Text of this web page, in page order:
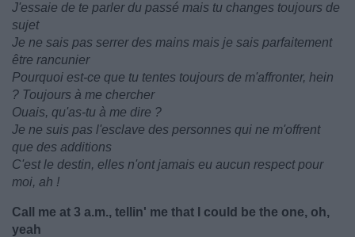
J'essaie de te parler du passé mais tu changes toujours de
sujet
Je ne sais pas serrer des mains mais je sais parfaitement
être rancunier
Pourquoi est-ce que tu tentes toujours de m'affronter, hein
? Toujours à me chercher
Ouais, qu'as-tu à me dire ?
Je ne suis pas l'esclave des personnes qui ne m'offrent
que des additions
C'est le destin, elles n'ont jamais eu aucun respect pour
moi, ah !
Call me at 3 a.m., tellin' me that I could be the one, oh,
yeah